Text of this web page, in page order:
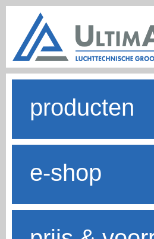
producten
e-shop